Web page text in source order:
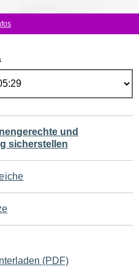
und
sicherstellen
(PDF)